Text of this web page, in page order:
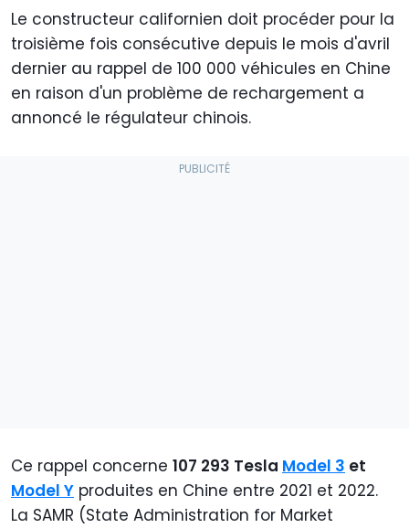
Le constructeur californien doit procéder pour la
troisième fois consécutive depuis le mois d'avril
dernier au rappel de 100 000 véhicules en Chine
en raison d'un problème de rechargement a
annoncé le régulateur chinois.
Ce rappel concerne 107 293 Tesla Model 3 et
Model Y produites en Chine entre 2021 et 2022.
La SAMR (State Administration for Market